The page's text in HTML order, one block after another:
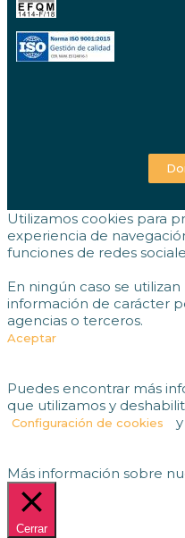
Utilizamos cookies para
experiencia de
funciones de redes
En ningún caso se
información de carácter
agencias o terceros.
Aceptar
Puedes encontrar más
que utilizamos y
Configuración de cookies
Más información sobre
Cerrar